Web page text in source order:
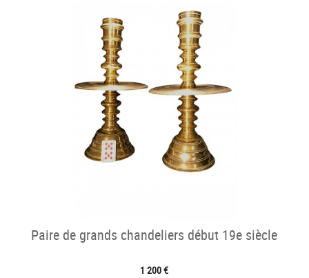
Paire de grands chandeliers début 19e siècle
1 200 €